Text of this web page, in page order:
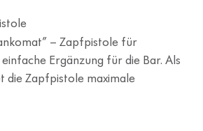
– Zapfpistole für
Ergänzung für die Bar. Als
die Zapfpistole maximale